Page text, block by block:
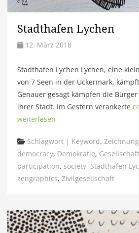
Stadthafen Lychen
12. März 2018
Stadthafen Lychen Lychen, eine
von 7 Seen in der Uckermark,
Genauer gesagt kämpfen die
ihrer Stadt. Im Gestern verankerte
weiterlesen
Categories
Schlagwort | Keyword,
democracy, Demokratie, Gesellschaft
participation, society, Stadthafen
zengraphics, Zivilgesellschaft